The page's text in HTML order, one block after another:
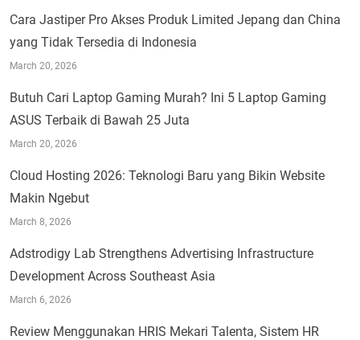
Cara Jastiper Pro Akses Produk Limited Jepang dan China
yang Tidak Tersedia di Indonesia
March 20, 2026
Butuh Cari Laptop Gaming Murah? Ini 5 Laptop Gaming
ASUS Terbaik di Bawah 25 Juta
March 20, 2026
Cloud Hosting 2026: Teknologi Baru yang Bikin Website
Makin Ngebut
March 8, 2026
Adstrodigy Lab Strengthens Advertising Infrastructure
Development Across Southeast Asia
March 6, 2026
Review Menggunakan HRIS Mekari Talenta, Sistem HR